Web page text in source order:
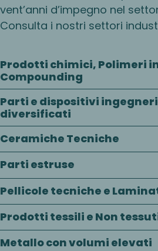
vent’anni d’impegno nel
Consulta i nostri settori
Prodotti chimici, Polimeri
Compounding
Parti e dispositivi
diversificati
Ceramiche Tecniche
Parti estruse
Pellicole tecniche e
Prodotti tessili e Non
Metallo con volumi elevati